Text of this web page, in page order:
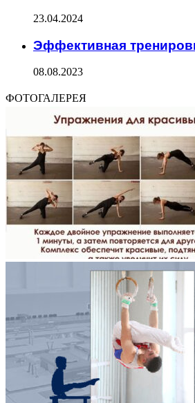
23.04.2024
Эффективная
08.08.2023
ФОТОГАЛЕРЕЯ